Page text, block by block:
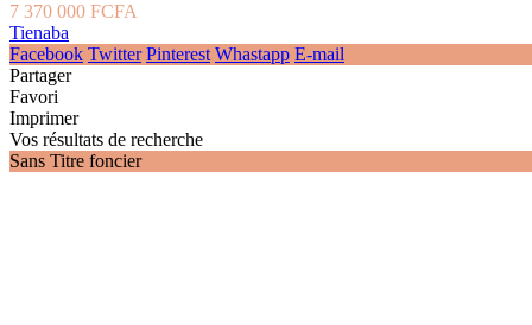
7 370 000 FCFA
Tienaba
Facebook Twitter Pinterest Whastapp E-mail
Partager
Favori
Imprimer
Vos résultats de recherche
Sans Titre foncier